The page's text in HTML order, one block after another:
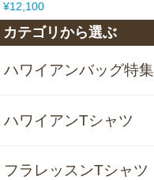
¥12,100
カテゴリから選ぶ
ハワイアンバッグ特集
ハワイアンTシャツ
フラレッスンTシャツ